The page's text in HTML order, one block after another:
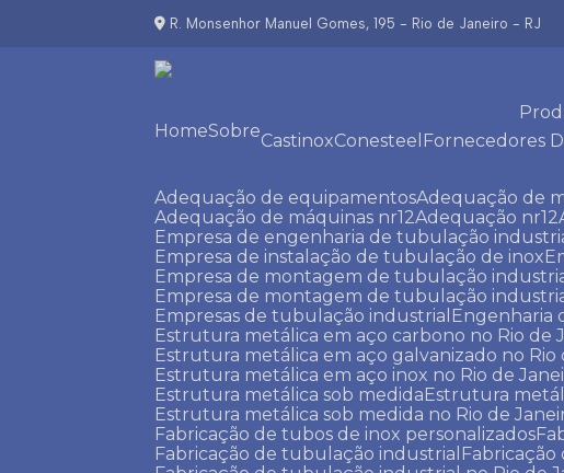
R. Monsenhor Manuel Gomes, 195 - Rio de Janeiro - RJ
Home Sobre
Castinox
Conesteel Fornecedores
Adequação de equipamentos Adequação de
Adequação de máquinas nr12 Adequação nr12
Empresa de engenharia de tubulação
Empresa de instalação de tubulação de inox
Empresa de montagem de tubulação
Empresa de montagem de tubulação
Empresas de tubulação industrial
Estrutura metálica em aço carbono no Rio de
Estrutura metálica em aço galvanizado no Rio
Estrutura metálica em aço inox no Rio de
Estrutura metálica sob medida
Estrutura
Estrutura metálica sob medida no Rio de
Fabricação de tubos de inox personalizados
Fabricação de tubulação industrial